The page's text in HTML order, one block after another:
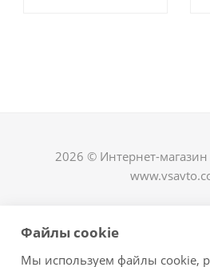
2026 © Интернет-магазин
+7 (8482) 622-122
Файлы cookie
Мы используем файлы cookie,